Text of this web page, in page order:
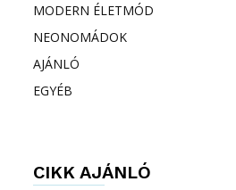
MODERN ÉLETMÓD
NEONOMÁDOK
AJÁNLÓ
EGYÉB
CIKK AJÁNLÓ